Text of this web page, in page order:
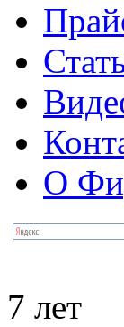
О
7 лет